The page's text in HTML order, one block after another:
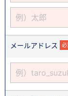
メールアドレス